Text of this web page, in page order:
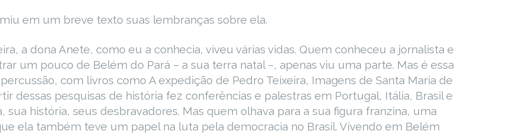
em um breve texto suas lembranças sobre ela.
a dona Anete, como eu a conhecia, viveu várias vidas. Quem conheceu a jornalista e
um pouco de Belém do Pará – a sua terra natal –, apenas viu uma parte. Mas é essa
com livros como A expedição de Pedro Teixeira, Imagens de Santa Maria de
dessas pesquisas de história fez conferências e palestras em Portugal, Itália, Brasil e
história, seus desbravadores. Mas quem olhava para a sua figura franzina, uma
ela também teve um papel na luta pela democracia no Brasil. Vivendo em Belém